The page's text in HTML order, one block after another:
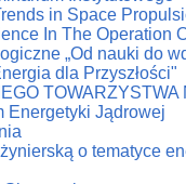
in Space
In The Operation
„Od nauki do
dla Przyszłości"
Energetyki Jądrowej
o tematyce